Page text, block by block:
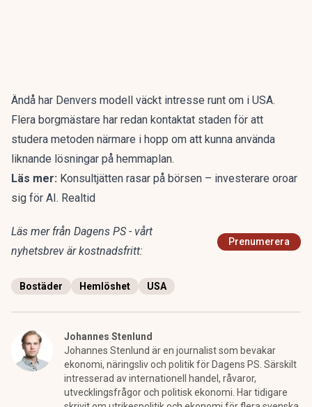
Ändå har Denvers modell väckt intresse runt om i USA.
Flera borgmästare har redan kontaktat staden för att
studera metoden närmare i hopp om att kunna använda
liknande lösningar på hemmaplan.
Läs mer: Konsultjätten rasar på börsen – investerare oroar
sig för AI. Realtid
Läs mer från Dagens PS - vårt
nyhetsbrev är kostnadsfritt:
Prenumerera
Bostäder Hemlöshet USA
Johannes Stenlund
Johannes Stenlund är en journalist som bevakar
ekonomi, näringsliv och politik för Dagens PS. Särskilt
intresserad av internationell handel, råvaror,
utvecklingsfrågor och politisk ekonomi. Har tidigare